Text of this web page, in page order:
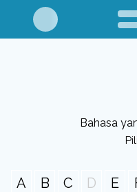
Bahasa
A B C D E